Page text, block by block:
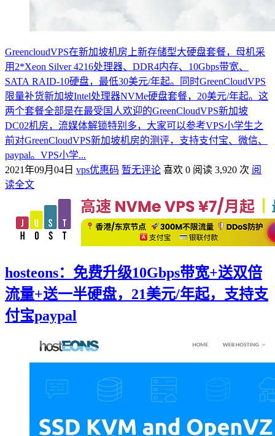
GreencloudVPS在新加坡机房上新存储型大硬盘套餐，母机采
用2*Xeon Silver 4216处理器、DDR4内存、10Gbps带宽、
SATA RAID-10硬盘，最低30美元/年起。同时GreenCloudVPS
限量补货新加坡Intel处理器NVMe硬盘套餐，20美元/年起。这
两个套餐全部是在最受国人欢迎的GreenCloudVPS新加坡
DC02机房，流媒体解锁特别多，大家可以参考VPS小学生之
前对GreenCloudVPS新加坡机房的测评，支持支付宝、微信、
paypal。VPS小学...
2021年09月04日 vps优惠码 暂无评论 喜欢 0 阅读 3,920 次 阅
读全文
hosteons：免费升级10Gbps带宽+送双倍
流量+送一半硬盘，21美元/年起，支持支
付宝paypal